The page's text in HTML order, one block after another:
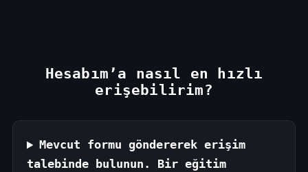
Hesabım’a nasıl en hızlı
erişebilirim?
Mevcut formu göndererek erişim
talebinde bulunun. Bir eğitim